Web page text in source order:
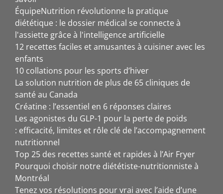
ÉquipeNutrition révolutionne la pratique
diététique : le dossier médical se connecte à
l'assiette grâce à l'intelligence artificielle
12 recettes faciles et amusantes à cuisiner avec les
enfants
10 collations pour les sports d’hiver
La solution nutrition de plus de 65 cliniques de
santé au Canada
Créatine : l’essentiel en 6 réponses claires
Les agonistes du GLP-1 pour la perte de poids
: efficacité, limites et rôle clé de l’accompagnement
nutritionnel
Top 25 des recettes santé et rapides à l’Air Fryer
Pourquoi choisir notre diététiste-nutritionniste à
Montréal
Tenez vos résolutions pour vrai avec l’aide d’une